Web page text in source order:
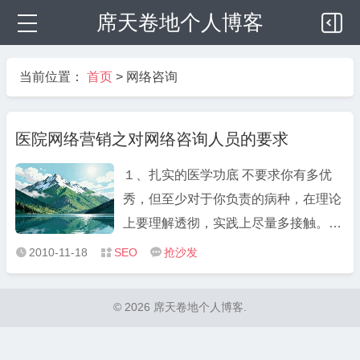
席天卷地个人博客
当前位置： 首页 > 网络咨询
医院网络营销之对网络咨询人员的要求
１、扎实的医学功底 不要求你有多优
秀，但至少对于你负责的病种，在理论
上要理解透彻，实践上尽量多接触。应
该都是由专门的人员来做客服，为了降
低成本，这些客服人员都要求经过临床
 2010-11-18  SEO  抢沙发
© 2026 席天卷地个人博客.